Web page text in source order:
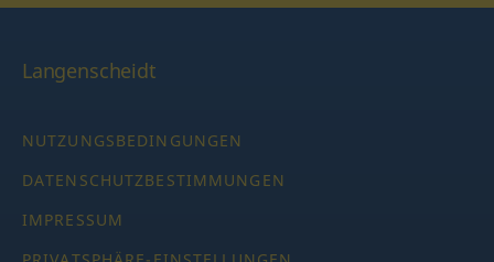
Langenscheidt
NUTZUNGSBEDINGUNGEN
DATENSCHUTZBESTIMMUNGEN
IMPRESSUM